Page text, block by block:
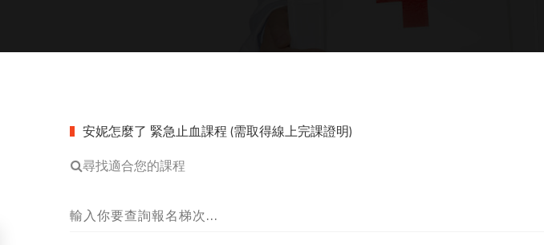
安妮怎麼了 緊急止血課程 (需取得線上完課證明)
尋找適合您的課程